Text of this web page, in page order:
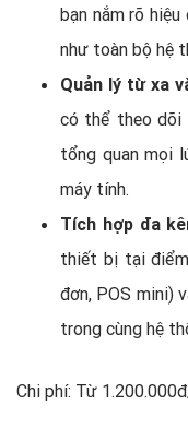
bạn nắm rõ
như toàn bộ hệ
Quản lý từ xa
có thể theo dõi
tổng quan mọi
máy tính.
Tích hợp đa
thiết bị tại
đơn, POS mini)
trong cùng hệ
Chi phí: Từ